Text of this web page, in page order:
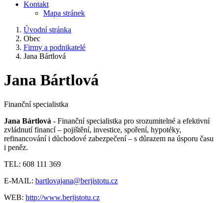
Kontakt
Mapa stránek
Úvodní stránka
Obec
Firmy a podnikatelé
Jana Bártlová
Jana Bártlová
Finanční specialistka
Jana Bártlová - Finanční specialistka pro srozumitelné a efektivní
zvládnutí financí – pojištění, investice, spoření, hypotéky,
refinancování i důchodové zabezpečení – s důrazem na úsporu času
i peněz.
TEL: 608 111 369
E-MAIL: bartlovajana@berjistotu.cz
WEB: http://www.berjistotu.cz